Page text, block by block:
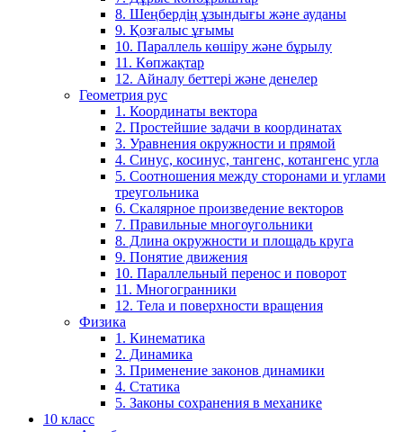
8. Шеңбердің ұзындығы және ауданы
9. Қозғалыс ұғымы
10. Параллель көшіру және бұрылу
11. Көпжақтар
12. Айналу беттері және денелер
Геометрия рус
1. Координаты вектора
2. Простейшие задачи в координатах
3. Уравнения окружности и прямой
4. Синус, косинус, тангенс, котангенс угла
5. Соотношения между сторонами и углами
треугольника
6. Скалярное произведение векторов
7. Правильные многоугольники
8. Длина окружности и площадь круга
9. Понятие движения
10. Параллельный перенос и поворот
11. Многогранники
12. Тела и поверхности вращения
Физика
1. Кинематика
2. Динамика
3. Применение законов динамики
4. Статика
5. Законы сохранения в механике
10 класс